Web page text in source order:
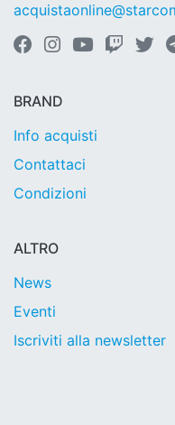
BRAND
Info acquisti
Contattaci
Condizioni
ALTRO
News
Eventi
Iscriviti alla newsletter